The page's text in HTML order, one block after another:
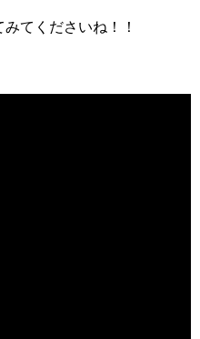
てくださいね！！